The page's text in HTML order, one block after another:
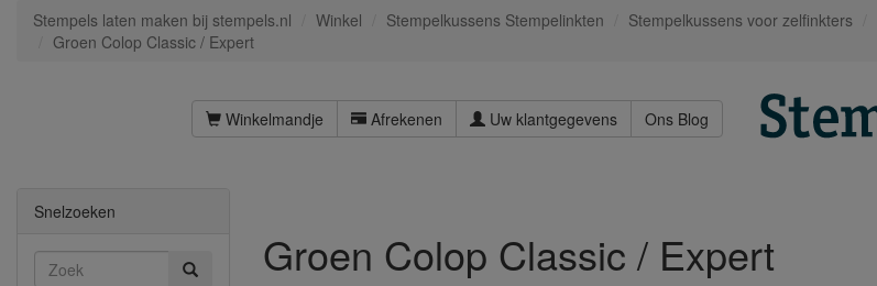
Stempels laten maken bij stempels.nl Winkel Stempelkussens Stempelinkten Stempelkussens voor zelfinkters
Groen Colop Classic / Expert
Winkelmandje Afrekenen Uw klantgegevens Ons Blog
Groen Colop Classic / Expert
Snelzoeken